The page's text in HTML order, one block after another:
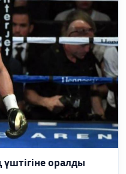
үштігіне оралды